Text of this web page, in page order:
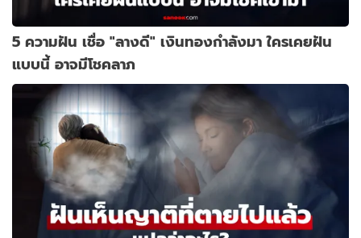
5 ความฝัน เชื่อ "ลางดี" เงินทองกำลังมา ใครเคยฝัน
แบบนี้ อาจมีโชคลาภ